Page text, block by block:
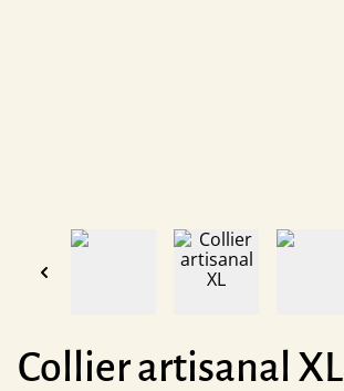
Collier artisanal XL